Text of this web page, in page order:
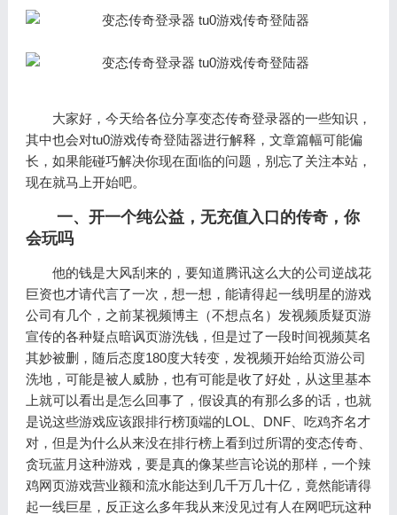
大家好，今天给各位分享变态传奇登录器的一些知识，
其中也会对tu0游戏传奇登陆器进行解释，文章篇幅可能偏
长，如果能碰巧解决你现在面临的问题，别忘了关注本站，
现在就马上开始吧。
一、开一个纯公益，无充值入口的传奇，你
会玩吗
他的钱是大风刮来的，要知道腾讯这么大的公司逆战花
巨资也才请代言了一次，想一想，能请得起一线明星的游戏
公司有几个，之前某视频博主（不想点名）发视频质疑页游
宣传的各种疑点暗讽页游洗钱，但是过了一段时间视频莫名
其妙被删，随后态度180度大转变，发视频开始给页游公司
洗地，可能是被人威胁，也有可能是收了好处，从这里基本
上就可以看出是怎么回事了，假设真的有那么多的话，也就
是说这些游戏应该跟排行榜顶端的LOL、DNF、吃鸡齐名才
对，但是为什么从来没在排行榜上看到过所谓的变态传奇、
贪玩蓝月这种游戏，要是真的像某些言论说的那样，一个辣
鸡网页游戏营业额和流水能达到几千万几十亿，竟然能请得
起一线巨星，反正这么多年我从来没见过有人在网吧玩这种